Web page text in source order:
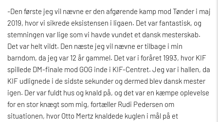
-Den første jeg vil nævne er den afgørende kamp mod Tønder i maj
2019, hvor vi sikrede eksistensen i ligaen. Det var fantastisk, og
stemningen var lige som vi havde vundet et dansk mesterskab.
Det var helt vildt. Den næste jeg vil nævne er tilbage i min
barndom, da jeg var 12 år gammel. Det var i foråret 1993, hvor KIF
spillede DM-finale mod GOG inde i KIF-Centret. Jeg var i hallen, da
KIF udlignede i de sidste sekunder og dermed blev dansk mester
igen. Der var fuldt hus og knald på, og det var en kæmpe oplevelse
for en stor knægt som mig, fortæller Rudi Pedersen om
situationen, hvor Otto Mertz knaldede kuglen i mål på et